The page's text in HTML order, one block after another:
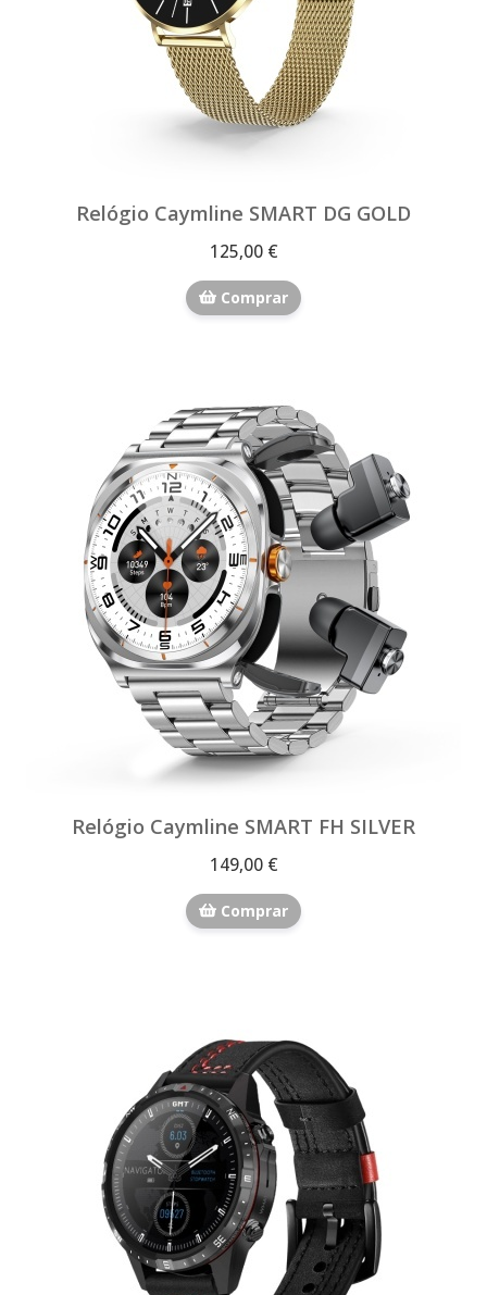
Relógio Caymline SMART DG GOLD
125,00 €
Comprar
Relógio Caymline SMART FH SILVER
149,00 €
Comprar